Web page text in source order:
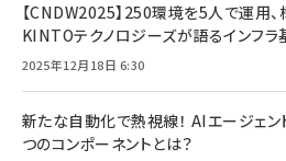
【CNDW2025】250環境を5人で運用
KINTOテクノロジーズが語るインフ
2025年12月18日 6:30
新たな自動化で熱視線！ AIエージェン
つのコンポーネントとは？